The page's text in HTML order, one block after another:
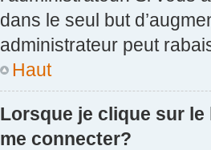
dans le seul but
administrateur peut
Haut
Lorsque je clique sur
me connecter?